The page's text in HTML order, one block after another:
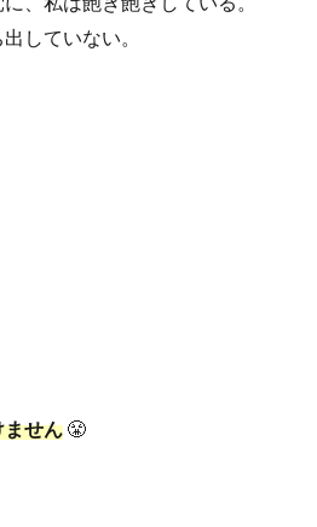
していない。
ません 😤